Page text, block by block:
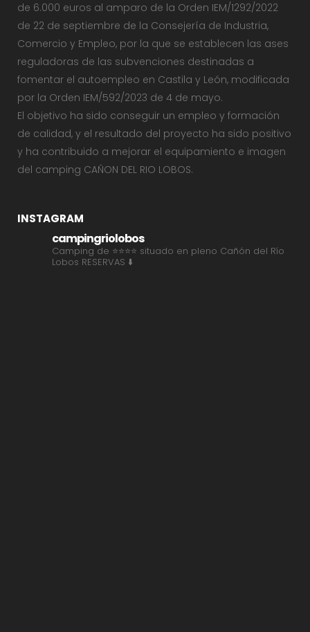
de 6.000 euros al amparo de la Orden IEM/1292/2022
de 22 de septiembre de la Consejería de Industria,
Comercio y Empleo, por la que se establecen las ases
reguladoras de las subvenciones destinadas a
fomentar el autoempleo en Castila y León, modificada
por la Orden IEM/592/2023 de 4 de mayo.
El objetivo ha sido conseguir un empleo y formación
de calidad, y el resultado del proyecto ha sido positivo
y ha contribuido a mejorar el equipamiento e imagen
del camping CAÑON DEL RIO LOBOS.
INSTAGRAM
campingriolobos
Camping de ⭐⭐⭐⭐ situado en pleno Cañón del Río
Lobos RESERVAS ⬇️